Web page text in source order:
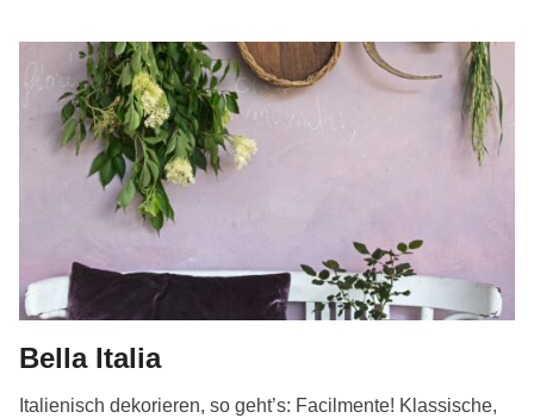
Bella Italia
Italienisch dekorieren, so geht’s: Facilmente! Klassische,